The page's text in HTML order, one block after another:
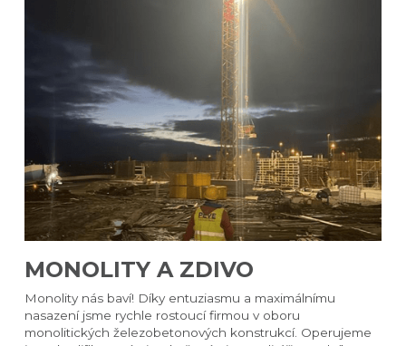
MONOLITY A ZDIVO​
Monolity nás baví! Díky entuziasmu a maximálnímu
nasazení jsme rychle rostoucí firmou v oboru
monolitických železobetonových konstrukcí. Operujeme